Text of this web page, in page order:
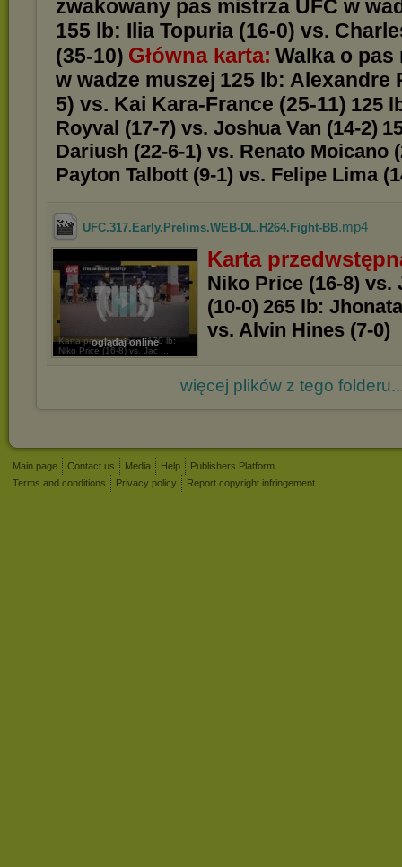
zwakowany pas mistrza UFC w
155 lb: Ilia Topuria (16-0) vs.
(35-10) Główna karta: Walka o pas
w wadze muszej 125 lb: Alexandre
5) vs. Kai Kara-France (25-11) 125
Royval (17-7) vs. Joshua Van (14-2)
Dariush (22-6-1) vs. Renato Moicano
Payton Talbott (9-1) vs. Felipe Lima
UFC.317.Early.Prelims.WEB-DL.H264.Fight-BB.mp4
oglądaj online
Karta przedwstępna: 170 lb:
Niko Price (16-8) vs. Jac ...
Karta
Niko Price (16-8) vs.
(10-0) 265 lb:
vs. Alvin Hines (7-0)
więcej plików z tego
Main page Contact us Media Help
Publishers Platform
Terms and conditions
Privacy policy Report copyright infringement